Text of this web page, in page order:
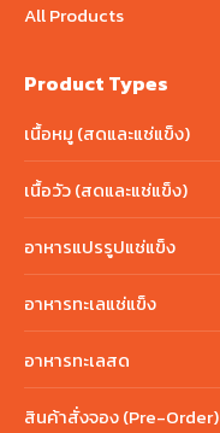
All Products
Product Types
เนื้อหมู (สดและแช่แข็ง)
เนื้อวัว (สดและแช่แข็ง)
อาหารแปรรูปแช่แข็ง
อาหารทะเลแช่แข็ง
อาหารทะเลสด
สินค้าสั่งจอง (Pre-Order)